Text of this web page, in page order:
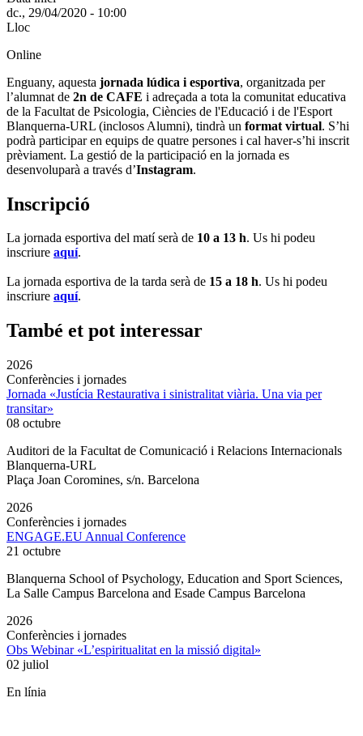
dc., 29/04/2020 - 10:00
Lloc
Online
Enguany, aquesta jornada lúdica i esportiva, organitzada per
l’alumnat de 2n de CAFE i adreçada a tota la comunitat educativa
de la Facultat de Psicologia, Ciències de l'Educació i de l'Esport
Blanquerna-URL (inclosos Alumni), tindrà un format virtual. S’hi
podrà participar en equips de quatre persones i cal haver-s’hi inscrit
prèviament. La gestió de la participació en la jornada es
desenvoluparà a través d’Instagram.
Inscripció
La jornada esportiva del matí serà de 10 a 13 h. Us hi podeu
inscriure aquí.
La jornada esportiva de la tarda serà de 15 a 18 h. Us hi podeu
inscriure aquí.
També et pot interessar
2026
Conferències i jornades
Jornada «Justícia Restaurativa i sinistralitat viària. Una via per
transitar»
08 octubre
Auditori de la Facultat de Comunicació i Relacions Internacionals
Blanquerna-URL
Plaça Joan Coromines, s/n. Barcelona
2026
Conferències i jornades
ENGAGE.EU Annual Conference
21 octubre
Blanquerna School of Psychology, Education and Sport Sciences,
La Salle Campus Barcelona and Esade Campus Barcelona
2026
Conferències i jornades
Obs Webinar «L’espiritualitat en la missió digital»
02 juliol
En línia